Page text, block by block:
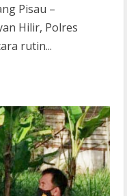
Pisau –
Hilir, Polres
rutin...